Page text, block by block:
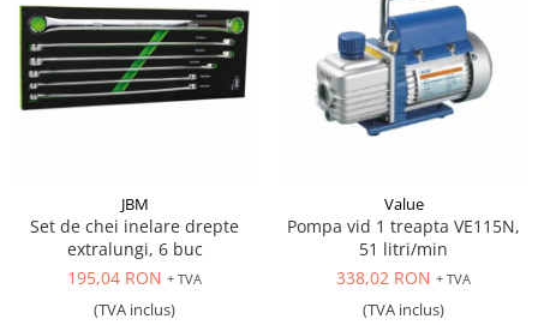
JBM
Set de chei inelare drepte
extralungi, 6 buc
195,04 RON + TVA
(TVA inclus)
Value
Pompa vid 1 treapta VE115N,
51 litri/min
338,02 RON + TVA
(TVA inclus)